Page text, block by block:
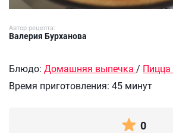
Автор рецепта:
Валерия Бурханова
Блюдо: Домашняя выпечка / Пицца
Время приготовления: 45 минут
0